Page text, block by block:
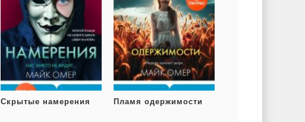
Скрытые намерения Пламя одержимости